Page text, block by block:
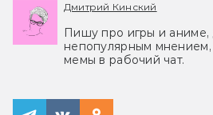
Дмитрий Кинский
Пишу про игры и аниме,
непопулярным
мемы в рабочий чат.